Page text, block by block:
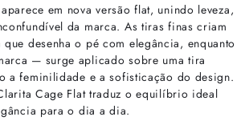
em nova versão flat, unindo leveza,
da marca. As tiras finas criam
desenha o pé com elegância, enquanto
— surge aplicado sobre uma tira
a feminilidade e a sofisticação do design.
Cage Flat traduz o equilíbrio ideal
para o dia a dia.